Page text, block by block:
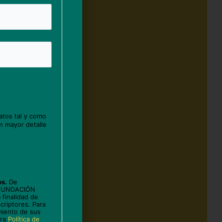
tal y como
mayor detalle
De
finalidad de
Para
de sus
Política de